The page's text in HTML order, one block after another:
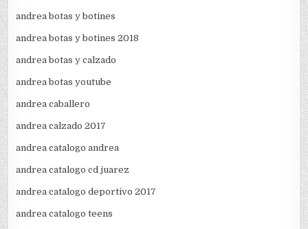
andrea botas y botines
andrea botas y botines 2018
andrea botas y calzado
andrea botas youtube
andrea caballero
andrea calzado 2017
andrea catalogo andrea
andrea catalogo cd juarez
andrea catalogo deportivo 2017
andrea catalogo teens